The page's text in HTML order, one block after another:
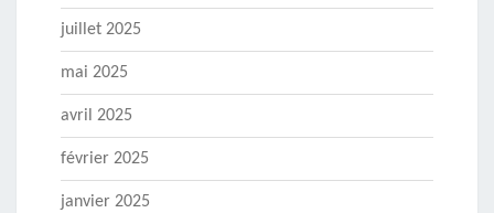
juillet 2025
mai 2025
avril 2025
février 2025
janvier 2025